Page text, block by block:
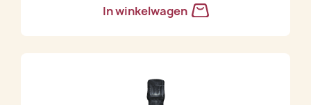
In winkelwagen